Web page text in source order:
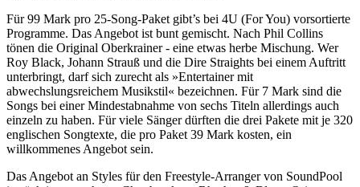
Für 99 Mark pro 25-Song-Paket gibt’s bei 4U (For You) vorsortierte
Programme. Das Angebot ist bunt gemischt. Nach Phil Collins
tönen die Original Oberkrainer - eine etwas herbe Mischung. Wer
Roy Black, Johann Strauß und die Dire Straights bei einem Auftritt
unterbringt, darf sich zurecht als »Entertainer mit
abwechslungsreichem Musikstil« bezeichnen. Für 7 Mark sind die
Songs bei einer Mindestabnahme von sechs Titeln allerdings auch
einzeln zu haben. Für viele Sänger dürften die drei Pakete mit je 320
englischen Songtexte, die pro Paket 39 Mark kosten, ein
willkommenes Angebot sein.
Das Angebot an Styles für den Freestyle-Arranger von SoundPool